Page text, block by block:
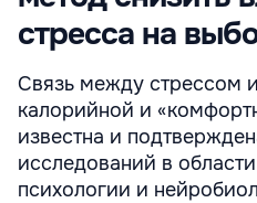
стресса на
Связь между стрессом
калорийной и
известна и
исследований в
психологии и